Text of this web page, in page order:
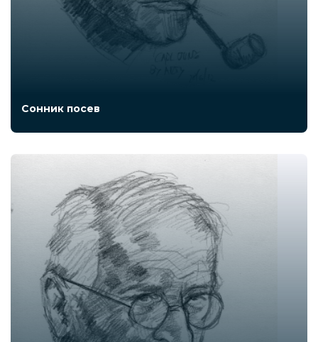
Сонник посев